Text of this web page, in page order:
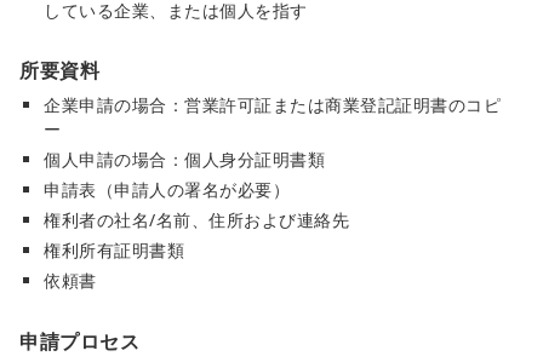
している企業、または個人を指す
所要資料
企業申請の場合：営業許可証または商業登記証明書のコピ
ー
個人申請の場合：個人身分証明書類
申請表（申請人の署名が必要）
権利者の社名/名前、住所および連絡先
権利所有証明書類
依頼書
申請プロセス